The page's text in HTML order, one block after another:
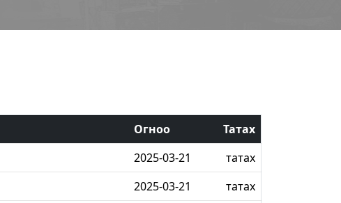
Огноо
Татах
2025-03-21
татах
2025-03-21
татах